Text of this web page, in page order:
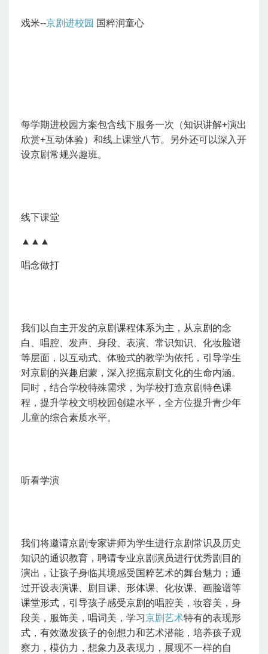
戏米--京剧进校园 国粹润童心
每学期进校园方案包含线下服务一次（知识讲解+演出
欣赏+互动体验）和线上课堂八节。另外还可以深入开
设京剧常规兴趣班。
线下课堂
▲▲▲
唱念做打
我们以自主开发的京剧课程体系为主，从京剧的念
白、唱腔、发声、身段、表演、常识知识、化妆脸谱
等层面，以互动式、体验式的教学为依托，引导学生
对京剧的兴趣启蒙，深入挖掘京剧文化的生命内涵。
同时，结合学校特殊需求，为学校打造京剧特色课
程，提升学校文明校园创建水平，全方位提升青少年
儿童的综合素质水平。
听看学演
我们将邀请京剧专家讲师为学生进行京剧常识及历史
知识的通识教育，聘请专业京剧演员进行优秀剧目的
演出，让孩子身临其境感受国粹艺术的舞台魅力；通
过开设表演课、剧目课、形体课、化妆课、画脸谱等
课堂形式，引导孩子感受京剧的唱腔美，妆容美，身
段美，服饰美，唱词美，学习京剧艺术特有的表现形
式，有效激发孩子的创想力和艺术潜能，培养孩子观
察力，模仿力，想象力及表现力，展现不一样的自